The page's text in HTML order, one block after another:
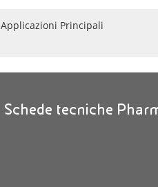
Applicazioni Principali
Schede tecniche